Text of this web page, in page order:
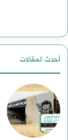
أحدث المقالات